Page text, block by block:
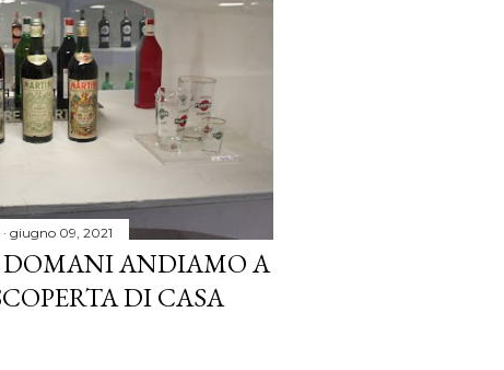
giugno 09, 2021
DOMANI ANDIAMO A
DI CASA